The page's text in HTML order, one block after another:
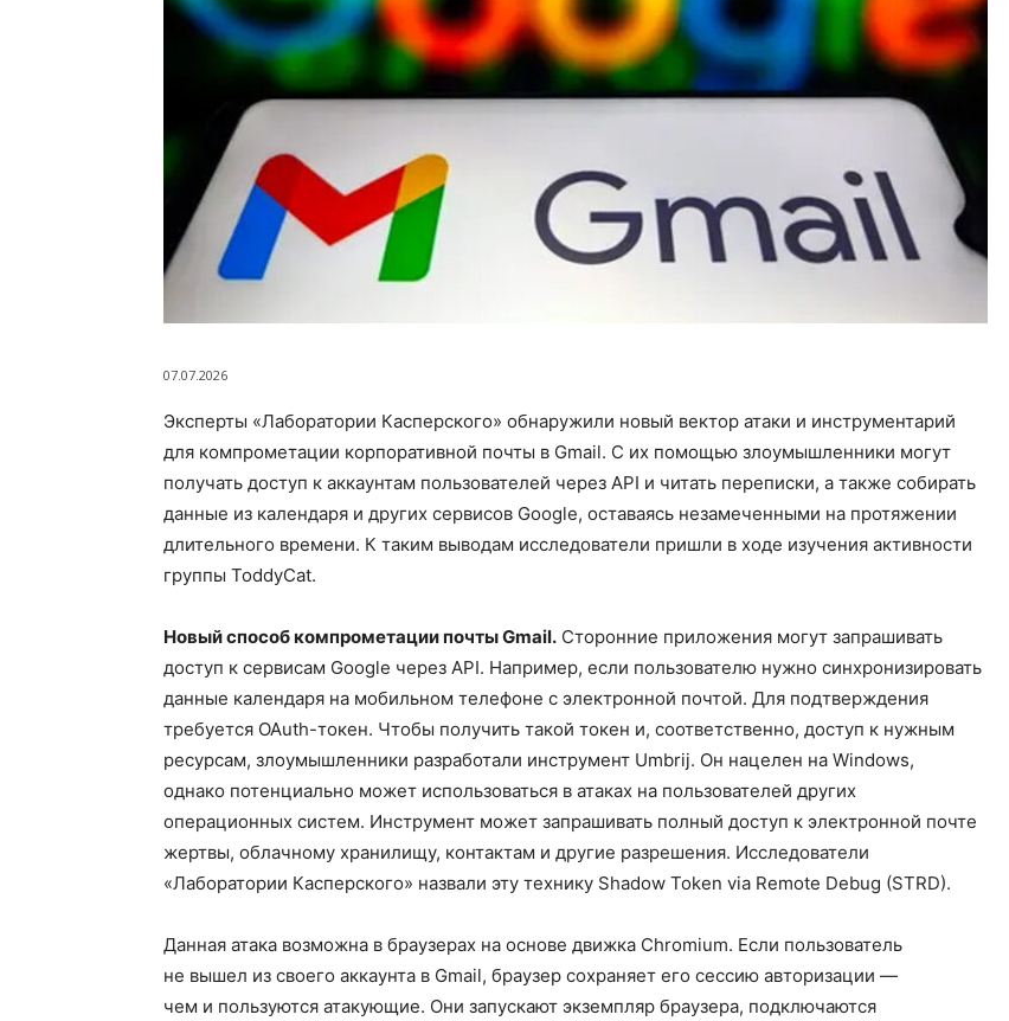
07.07.2026
Эксперты «Лаборатории Касперского» обнаружили новый вектор атаки и инструментарий
для компрометации корпоративной почты в Gmail. С их помощью злоумышленники могут
получать доступ к аккаунтам пользователей через API и читать переписки, а также собирать
данные из календаря и других сервисов Google, оставаясь незамеченными на протяжении
длительного времени. К таким выводам исследователи пришли в ходе изучения активности
группы ToddyCat.
Новый способ компрометации почтыGmail. Сторонние приложения могут запрашивать
доступ к сервисам Google через API. Например, если пользователю нужно синхронизировать
данные календаря на мобильном телефоне с электронной почтой. Для подтверждения
требуется OAuth-токен. Чтобы получить такой токен и, соответственно, доступ к нужным
ресурсам, злоумышленники разработали инструмент Umbrij. Он нацелен на Windows,
однако потенциально может использоваться в атаках на пользователей других
операционных систем. Инструмент может запрашивать полный доступ к электронной почте
жертвы, облачному хранилищу, контактам и другие разрешения. Исследователи
«Лаборатории Касперского» назвали эту технику Shadow Token via Remote Debug (STRD).
Данная атака возможна в браузерах на основе движка Chromium. Если пользователь
не вышел из своего аккаунта в Gmail, браузер сохраняет его сессию авторизации —
чем и пользуются атакующие. Они запускают экземпляр браузера, подключаются